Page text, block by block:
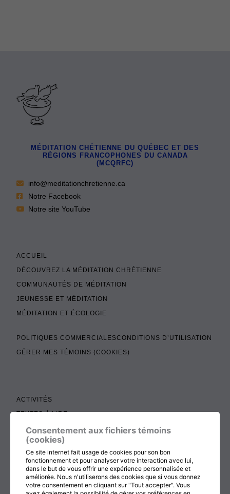
MÉDITATION CHÉTIENNE DU QUÉBEC ET DES
RÉGIONS FRANCOPHONES DU CANADA
(MCQRFC)
info@meditationchretienne.ca
Notre Facebook
Notre site YouTube
ACCUEIL
DÉCOUVREZ LA MÉDITATION CHRÉTIENNE
COMMUNAUTÉS DE MÉDITATION
JEUNESSE ET MÉDITATION
MÉDITATION ET ÉCOLOGIE
POLITIQUES COMMERCIALESCONDITIONS D’UTILISATION
GÉRER MES TÉMOINS (COOKIES)
ACTIVITÉS
TEXTES À LIRE
ADMINISTRATION
BOUTIQUE
COTISATION, RENOUVELLEMENT ET ÉCHOS
DON
CONTACTEZ-NOUS
Consentement aux fichiers témoins
(cookies)
Ce site internet fait usage de cookies pour son bon
fonctionnement et pour analyser votre interaction avec lui,
dans le but de vous offrir une expérience personnalisée et
améliorée. Nous n'utiliserons des cookies que si vous donnez
votre consentement en cliquant sur "Tout accepter". Vous